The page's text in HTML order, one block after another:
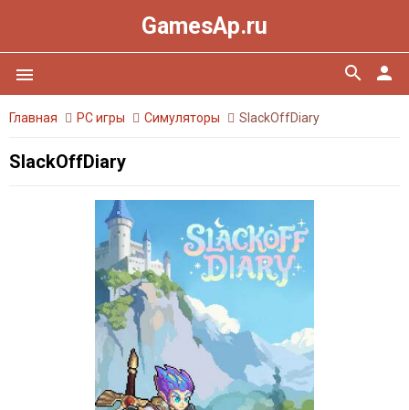
GamesAp.ru
menu person
search
Главная PC игры Симуляторы SlackOffDiary
SlackOffDiary